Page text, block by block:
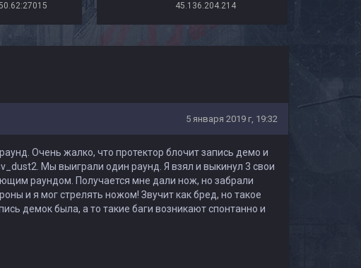
45.136.204.214
5 января 2019 г, 19:32
Очень жалко, что протектор блочит запись демо и
Мы выиграли один раунд. Я взял и выкинул 3 свои
раундом. Получается мне дали нож, но забрали
и я мог стрелять ножом! Звучит как бред, но такое
демок была, а то такие баги возникают спонтанно и